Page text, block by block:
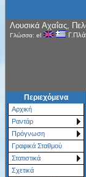
Λουσικά Αχαΐας,
Γλώσσα: el
Περιεχόμενα
Αρχική
Ραντάρ
Πρόγνωση
Γραφικά Σταθμού
Στατιστικά
Σχετικά